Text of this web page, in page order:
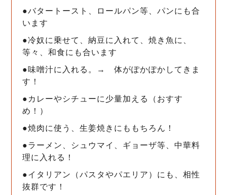
●バタートースト、ロールパン等、パンにも合
います
●冷奴に乗せて、納豆に入れて、焼き魚に、
等々、和食にも合います
●味噌汁に入れる。→ 体がぽかぽかしてきま
す！
●カレーやシチューに少量加える（おすす
め！）
●焼肉に使う、生姜焼きにももちろん！
●ラーメン、シュウマイ、ギョーザ等、中華料
理に入れる！
●イタリアン（パスタやパエリア）にも、相性
抜群です！